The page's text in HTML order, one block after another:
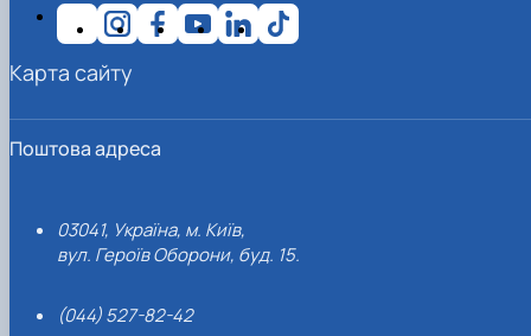
Поштова адреса
03041, Україна, м. Київ,
вул. Героїв Оборони, буд. 15.
(044) 527-82-42
Карта сайту